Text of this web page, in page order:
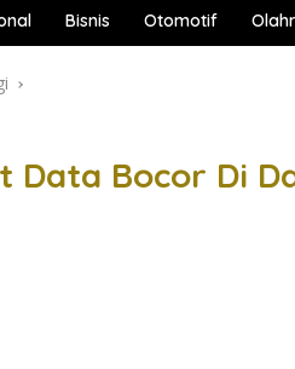
Bisnis Otomotif
Data Bocor Di